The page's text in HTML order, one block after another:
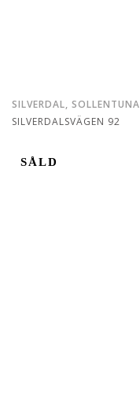
SILVERDAL, SOLLENTUNA
SILVERDALSVÄGEN 92
SÅLD